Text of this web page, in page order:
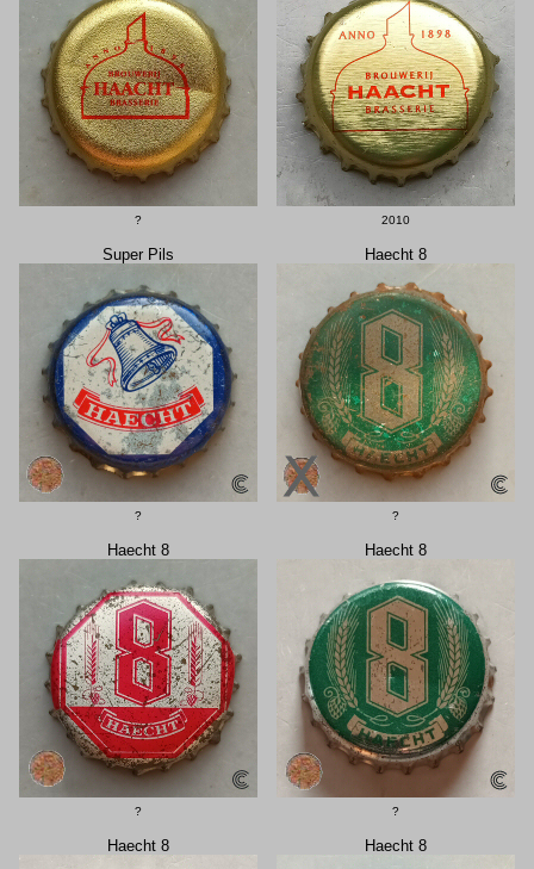
? 2010
Super Pils
?
Haecht 8
?
Haecht 8
?
Haecht 8
?
Haecht 8 Haecht 8